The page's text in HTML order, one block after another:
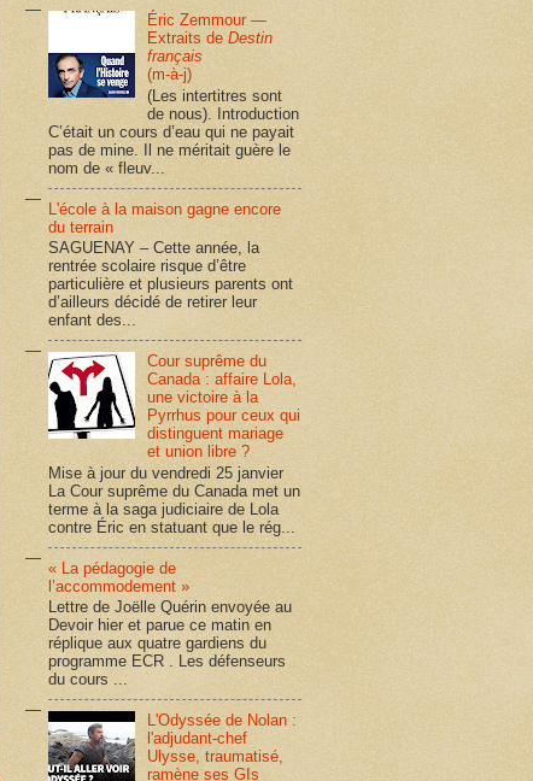
Éric Zemmour —
Extraits deDestin
français
(m-à-j)
(Les intertitres sont
de nous). Introduction
C’était un cours d’eau qui ne payait
pas de mine. Il ne méritait guère le
nom de « fleuv...
L'école à la maison gagne encore
du terrain
SAGUENAY – Cette année, la
rentrée scolaire risque d’être
particulière et plusieurs parents ont
d’ailleurs décidé de retirer leur
enfant des...
Cour suprême du
Canada : affaire Lola,
une victoire à la
Pyrrhus pour ceux qui
distinguent mariage
et union libre ?
Mise à jour du vendredi 25 janvier
La Cour suprême du Canada met un
terme à la saga judiciaire de Lola
contre Éric en statuant que le rég...
« La pédagogie de
l’accommodement »
Lettre de Joëlle Quérin envoyée au
Devoir hier et parue ce matin en
réplique aux quatre gardiens du
programme ECR . Les défenseurs
du cours ...
L'Odyssée de Nolan :
l'adjudant-chef
Ulysse, traumatisé,
ramène ses GIs